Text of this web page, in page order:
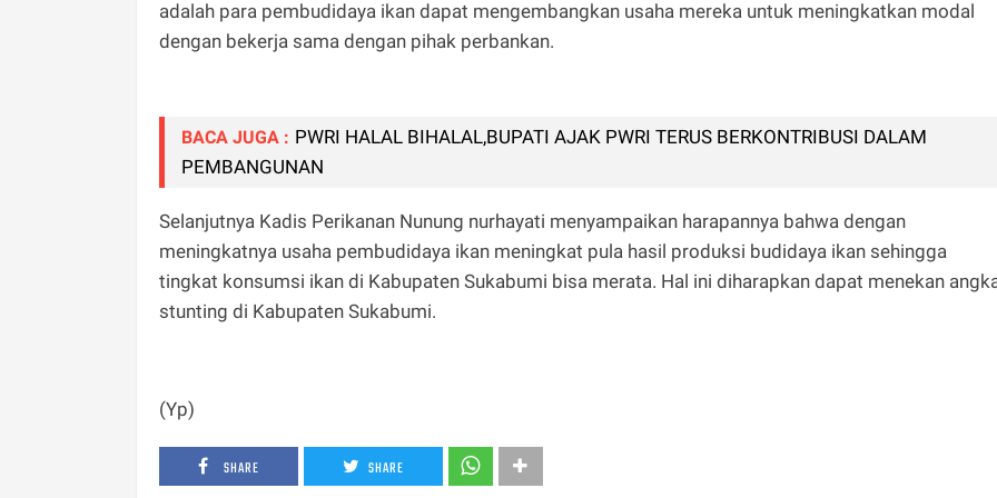
adalah para pembudidaya ikan dapat mengembangkan usaha mereka untuk meningkatkan modal
dengan bekerja sama dengan pihak perbankan.
BACA JUGA : PWRI HALAL BIHALAL,BUPATI AJAK PWRI TERUS BERKONTRIBUSI DALAM
PEMBANGUNAN
Selanjutnya Kadis Perikanan Nunung nurhayati menyampaikan harapannya bahwa dengan
meningkatnya usaha pembudidaya ikan meningkat pula hasil produksi budidaya ikan sehingga
tingkat konsumsi ikan di Kabupaten Sukabumi bisa merata. Hal ini diharapkan dapat menekan
stunting di Kabupaten Sukabumi.
(Yp)
SHARE SHARE